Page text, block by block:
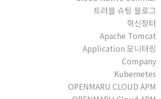
트러블 슈팅 블로그
혁신장터
Apache Tomcat
Application 모니터링
Company
Kubernetes
OPENMARU CLOUD APM